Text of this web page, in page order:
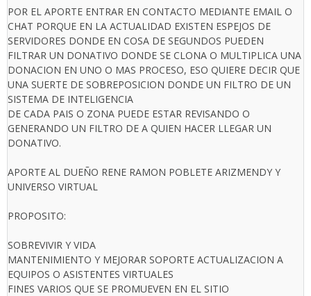
POR EL APORTE ENTRAR EN CONTACTO MEDIANTE EMAIL O
CHAT PORQUE EN LA ACTUALIDAD EXISTEN ESPEJOS DE
SERVIDORES DONDE EN COSA DE SEGUNDOS PUEDEN
FILTRAR UN DONATIVO DONDE SE CLONA O MULTIPLICA UNA
DONACION EN UNO O MAS PROCESO, ESO QUIERE DECIR QUE
UNA SUERTE DE SOBREPOSICION DONDE UN FILTRO DE UN
SISTEMA DE INTELIGENCIA
DE CADA PAIS O ZONA PUEDE ESTAR REVISANDO O
GENERANDO UN FILTRO DE A QUIEN HACER LLEGAR UN
DONATIVO.
APORTE AL DUEÑO RENE RAMON POBLETE ARIZMENDY Y
UNIVERSO VIRTUAL
PROPOSITO:
SOBREVIVIR Y VIDA
MANTENIMIENTO Y MEJORAR SOPORTE ACTUALIZACION A
EQUIPOS O ASISTENTES VIRTUALES
FINES VARIOS QUE SE PROMUEVEN EN EL SITIO